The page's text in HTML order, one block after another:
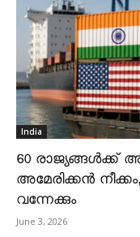
India
60 രാജ്യങ്ങൾക്ക്
അമേരിക്കൻ
വന്നേക്കും
June 3, 2026